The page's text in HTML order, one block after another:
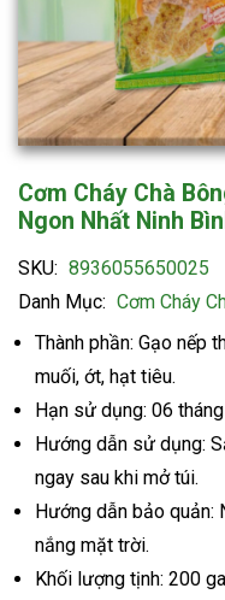
Cơm Cháy Chà
Ngon Nhất Ninh
SKU: 8936055650025
Danh Mục: Cơm Cháy
Thành phần: Gạo nếp
muối, ớt, hạt tiêu.
Hạn sử dụng: 06
Hướng dẫn sử dụng:
ngay sau khi mở túi.
Hướng dẫn bảo quản:
nắng mặt trời.
Khối lượng tịnh: 200